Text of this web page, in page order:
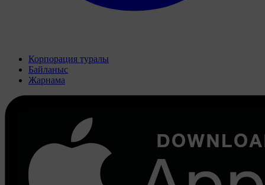
Корпорация туралы
Байланыс
Жарнама